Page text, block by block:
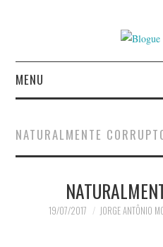
MENU
AUTORES
CONTACTO
NATURALMENTE
19/07/2017 JORGE ANTÔNIO